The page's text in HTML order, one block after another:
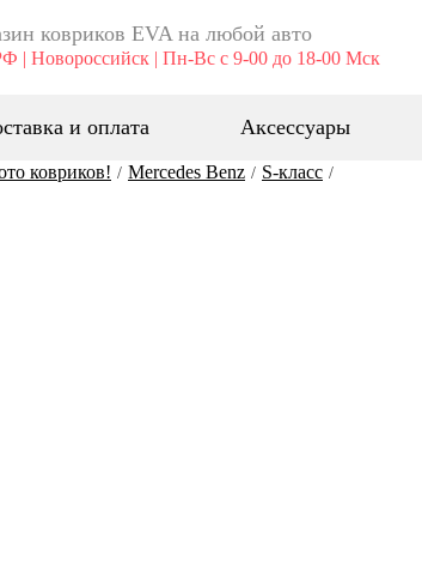
ковриков EVA ​на любой авто
| Новороссийск | Пн-Вс с 9-00 до 18-00 Мск
и оплата Аксессуары
ковриков! / Mercedes Benz / S-класс /